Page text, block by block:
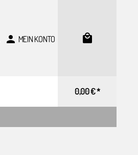
MEIN KONTO
0,00 € *